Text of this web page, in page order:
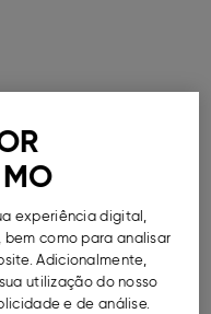
experiência digital,
bem como para analisar
Adicionalmente,
utilização do nosso
e de análise.